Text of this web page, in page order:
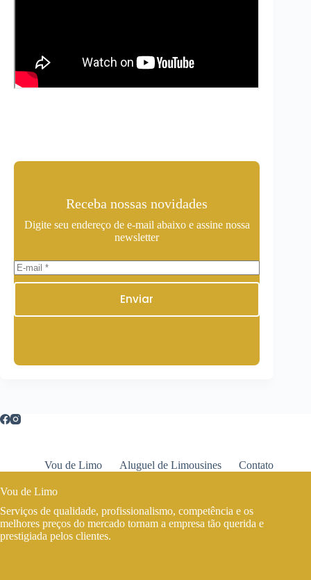
Receba nossas novidades
Digite seu endereço de e-mail abaixo e assine nossa
newsletter
Enviar
Vou de Limo Aluguel de Limousines Contato
Vou de Limo
Serviços de qualidade, profissionalismo, competência e os
melhores preços do mercado tornam a empresa tão querida e
prestigiada pelos clientes.